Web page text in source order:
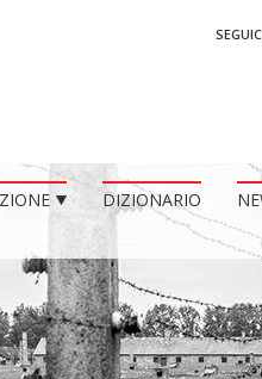
DIZIONARIO